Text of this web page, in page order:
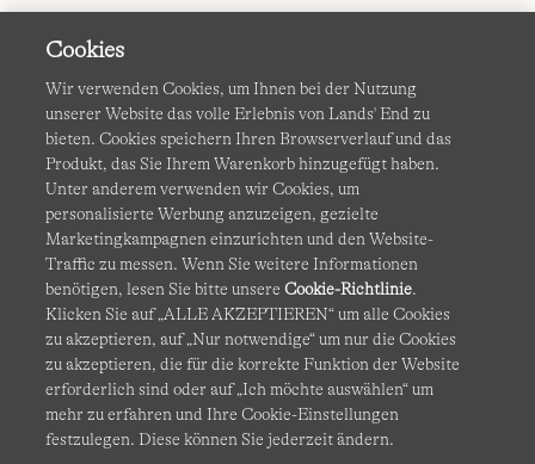
AGB Datenschutz & Sicherheit
Cookies Ich möchte auswählen Barrierefreiheit
Site Map Internationale Websites
Diese Website ist durch reCAPTCHA geschützt. Es gelten die
Datenschutzerklärung undNutzungsbedingungenvon
Google.
Cookies
Wir verwenden Cookies, um Ihnen bei der Nutzung
unserer Website das volle Erlebnis von Lands' End zu
bieten. Cookies speichern Ihren Browserverlauf und das
Produkt, das Sie Ihrem Warenkorb hinzugefügt haben.
Unter anderem verwenden wir Cookies, um
personalisierte Werbung anzuzeigen, gezielte
Marketingkampagnen einzurichten und den Website-
Traffic zu messen. Wenn Sie weitere Informationen
benötigen, lesen Sie bitte unsereCookie-Richtlinie.
Klicken Sie auf „ALLE AKZEPTIEREN“ um alle Cookies
zu akzeptieren, auf „Nur notwendige“ um nur die Cookies
zu akzeptieren, die für die korrekte Funktion der Website
erforderlich sind oder auf „Ich möchte auswählen“ um
mehr zu erfahren und Ihre Cookie-Einstellungen
festzulegen. Diese können Sie jederzeit ändern.